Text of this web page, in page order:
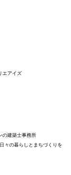
エアイズ
の建築士事務所
々の暮らしとまちづくりを